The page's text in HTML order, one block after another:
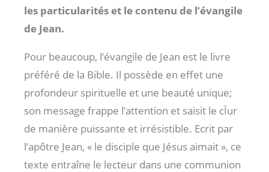
les particularités et le contenu de l’évangile
de Jean.
Pour beaucoup, l’évangile de Jean est le livre
préféré de la Bible. Il possède en effet une
profondeur spirituelle et une beauté unique;
son message frappe l’attention et saisit le cÏur
de manière puissante et irrésistible. Ecrit par
l’apôtre Jean, « le disciple que Jésus aimait », ce
texte entraîne le lecteur dans une communion